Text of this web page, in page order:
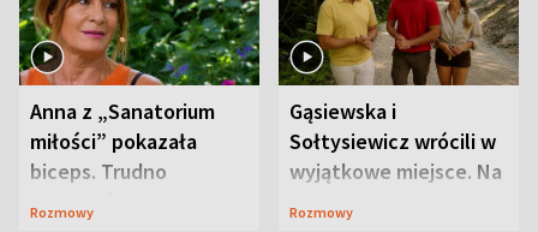
Anna z „Sanatorium
miłości” pokazała
biceps. Trudno
uwierzyć, co przeszła
Rozmowy
Gąsiewska i
Sołtysiewicz wrócili w
wyjątkowe miejsce. Na
szlaku czekał
Rozmowy